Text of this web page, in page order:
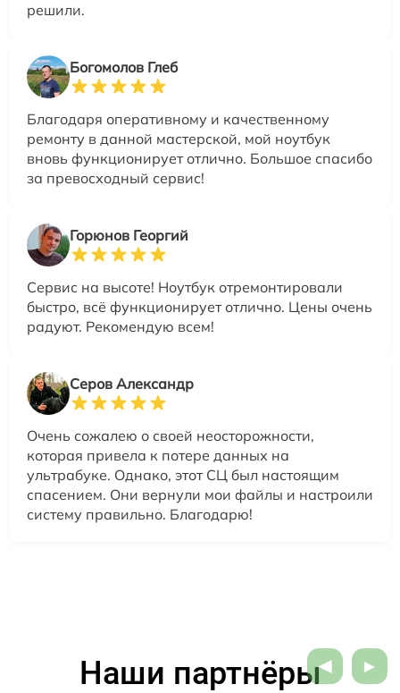
решили.
Богомолов Глеб
Благодаря оперативному и качественному
ремонту в данной мастерской, мой ноутбук
вновь функционирует отлично. Большое спасибо
за превосходный сервис!
Горюнов Георгий
Сервис на высоте! Ноутбук отремонтировали
быстро, всё функционирует отлично. Цены очень
радуют. Рекомендую всем!
Серов Александр
Очень сожалею о своей неосторожности,
которая привела к потере данных на
ультрабуке. Однако, этот СЦ был настоящим
спасением. Они вернули мои файлы и настроили
систему правильно. Благодарю!
Наши партнёры